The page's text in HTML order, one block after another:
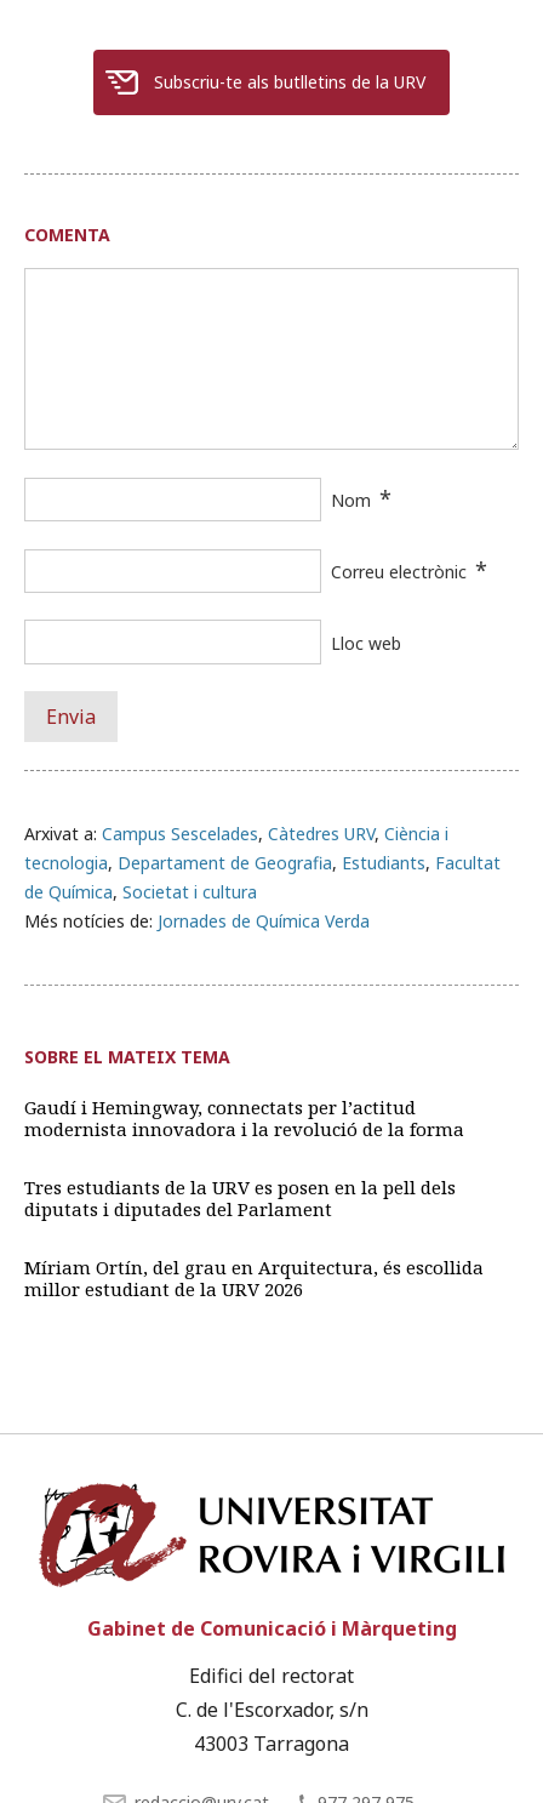
Subscriu-te als butlletins de la URV
Arxivat a: Campus Sescelades, Càtedres URV, Ciència i
tecnologia, Departament de Geografia, Estudiants, Facultat
de Química, Societat i cultura
Més notícies de: Jornades de Química Verda
COMENTA
Nom *
Correu electrònic *
Lloc web
SOBRE EL MATEIX TEMA
Gaudí i Hemingway, connectats per l’actitud
modernista innovadora i la revolució de la forma
Tres estudiants de la URV es posen en la pell dels
diputats i diputades del Parlament
Míriam Ortín, del grau en Arquitectura, és escollida
millor estudiant de la URV 2026
Gabinet de Comunicació i Màrqueting
Edifici del rectorat
C. de l'Escorxador, s/n
43003 Tarragona